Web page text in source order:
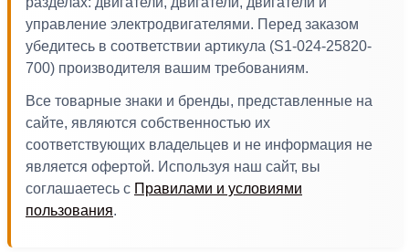
управление электродвигателями. Перед заказом
убедитесь в соответствии артикула (S1-024-25820-
700) производителя вашим требованиям.
Все товарные знаки и бренды, представленные на
сайте, являются собственностью их
соответствующих владельцев и не информация не
является офертой. Используя наш сайт, вы
соглашаетесь с Правилами и условиями
пользования.